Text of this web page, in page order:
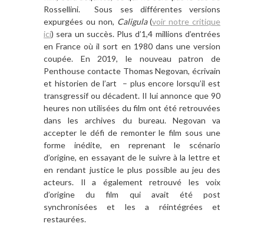
Rossellini. Sous ses différentes versions
expurgées ou non, Caligula(voir notre critique
ici) sera un succès. Plus d’1,4 millions d’entrées
en France où il sort en 1980 dans une version
coupée. En 2019, le nouveau patron de
Penthouse contacte Thomas Negovan, écrivain
et historien de l’art – plus encore lorsqu’il est
transgressif ou décadent. Il lui annonce que 90
heures non utilisées du film ont été retrouvées
dans les archives du bureau. Negovan va
accepter le défi de remonter le film sous une
forme inédite, en reprenant le scénario
d’origine, en essayant de le suivre à la lettre et
en rendant justice le plus possible au jeu des
acteurs. Il a également retrouvé les voix
d’origine du film qui avait été post
synchronisées et les a réintégrées et
restaurées.